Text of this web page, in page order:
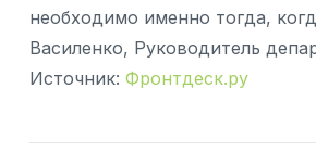
необходимо именно тогда,
Василенко, Руководитель
Источник: Фронтдеск.ру